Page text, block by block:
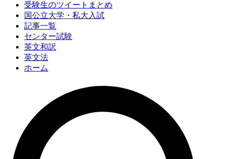
受験生のツイートまとめ
国公立大学・私大入試
記事一覧
センター試験
英文和訳
英文法
ホーム